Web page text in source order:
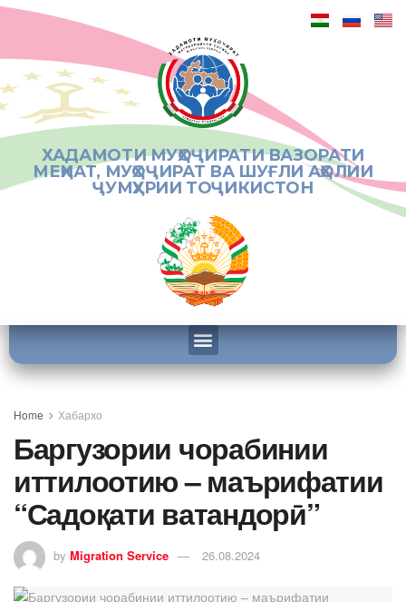
ХАДАМОТИ МУҲОҶИРАТИ ВАЗОРАТИ
МЕҲНАТ, МУҲОҶИРАТ ВА ШУҒЛИ АҲОЛИИ
ҶУМҲУРИИ ТОҶИКИСТОН
Home Хабархо
Баргузории чорабинии
иттилоотию – маърифатии
“Садоқати ватандорӣ”
by Migration Service 26.08.2024